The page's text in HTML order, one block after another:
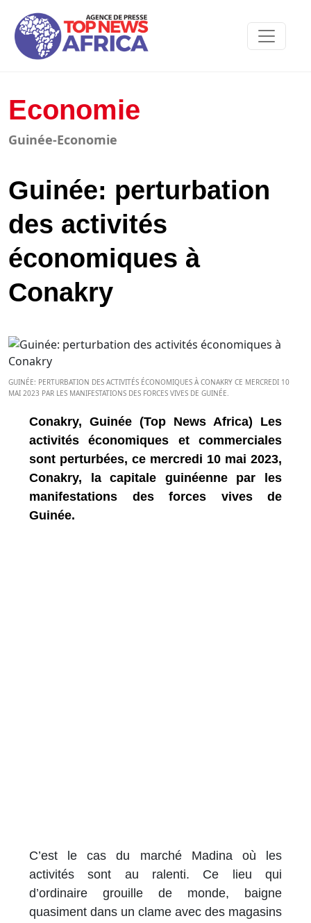
Economie
Guinée-Economie
Guinée: perturbation
des activités
économiques à
Conakry
GUINÉE: PERTURBATION DES ACTIVITÉS ÉCONOMIQUES À CONAKRY CE MERCREDI 10
MAI 2023 PAR LES MANIFESTATIONS DES FORCES VIVES DE GUINÉE.
Conakry, Guinée (Top News Africa) Les
activités économiques et commerciales
sont perturbées, ce mercredi 10 mai 2023,
Conakry, la capitale guinéenne par les
manifestations des forces vives de
Guinée.
C’est le cas du marché Madina où les
activités sont au ralenti. Ce lieu qui
d’ordinaire grouille de monde, baigne
quasiment dans un clame avec des magasins